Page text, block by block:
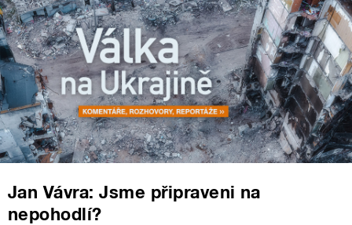
Jan Vávra: Jsme připraveni na
nepohodlí?